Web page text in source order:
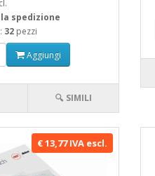
spedizione
32pezzi
Aggiungi
🔍 SIMILI
€ 13,77 IVA escl.